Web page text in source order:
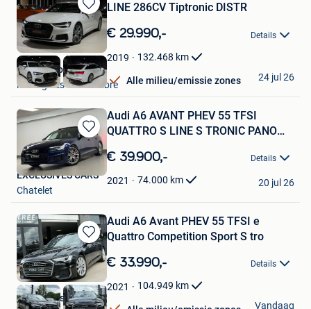
Bewaren
in
Mijn
Favorieten
LINE 286CV Tiptronic DISTR
€ 29.990,- Details
2019 132.468 km
Alle milieu/emissie zones
Look Motors
Montignies-Sur-Sambre
24 jul 26
Bewaren
in
Mijn
Favorieten
Audi A6 AVANT PHEV 55 TFSI
QUATTRO S LINE S TRONIC PANO
€ 39.900,- Details
2021 74.000 km
EXCLUSIVES CARS
Chatelet
20 jul 26
Bewaren
in
Mijn
Favorieten
Audi A6 Avant PHEV 55 TFSI e
Quattro Competition Sport S tro
€ 33.990,- Details
2021 104.949 km
World Cars SRL
Vandaag